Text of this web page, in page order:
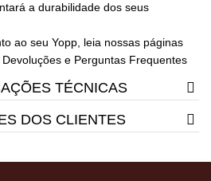
a durabilidade dos seus
ao seu Yopp, leia nossas páginas
e Perguntas Frequentes
TÉCNICAS
DOS CLIENTES